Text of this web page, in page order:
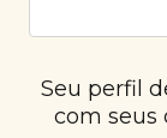
Seu perfil
com seus